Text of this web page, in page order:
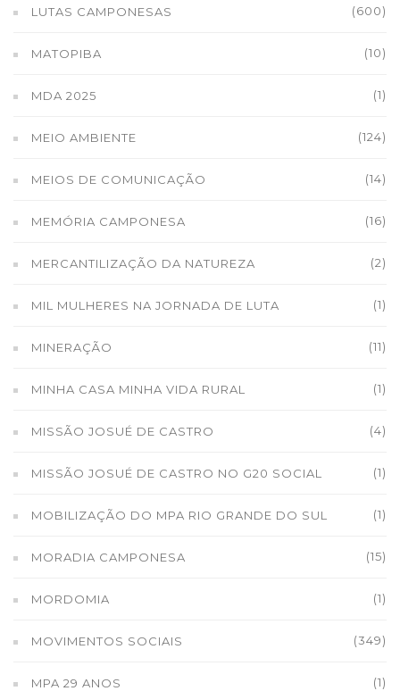
LUTAS CAMPONESAS (600)
MATOPIBA (10)
MDA 2025 (1)
MEIO AMBIENTE (124)
MEIOS DE COMUNICAÇÃO (14)
MEMÓRIA CAMPONESA (16)
MERCANTILIZAÇÃO DA NATUREZA (2)
MIL MULHERES NA JORNADA DE LUTA (1)
MINERAÇÃO (11)
MINHA CASA MINHA VIDA RURAL (1)
MISSÃO JOSUÉ DE CASTRO (4)
MISSÃO JOSUÉ DE CASTRO NO G20 SOCIAL (1)
MOBILIZAÇÃO DO MPA RIO GRANDE DO SUL (1)
MORADIA CAMPONESA (15)
MORDOMIA (1)
MOVIMENTOS SOCIAIS (349)
MPA 29 ANOS (1)